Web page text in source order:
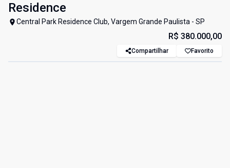
Residence
Central Park Residence Club, Vargem Grande Paulista - SP
R$ 380.000,00
Compartilhar Favorito